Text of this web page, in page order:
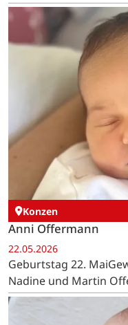
Konzen
Anni Offermann
22.05.2026
Geburtstag 22.
Nadine und Martin